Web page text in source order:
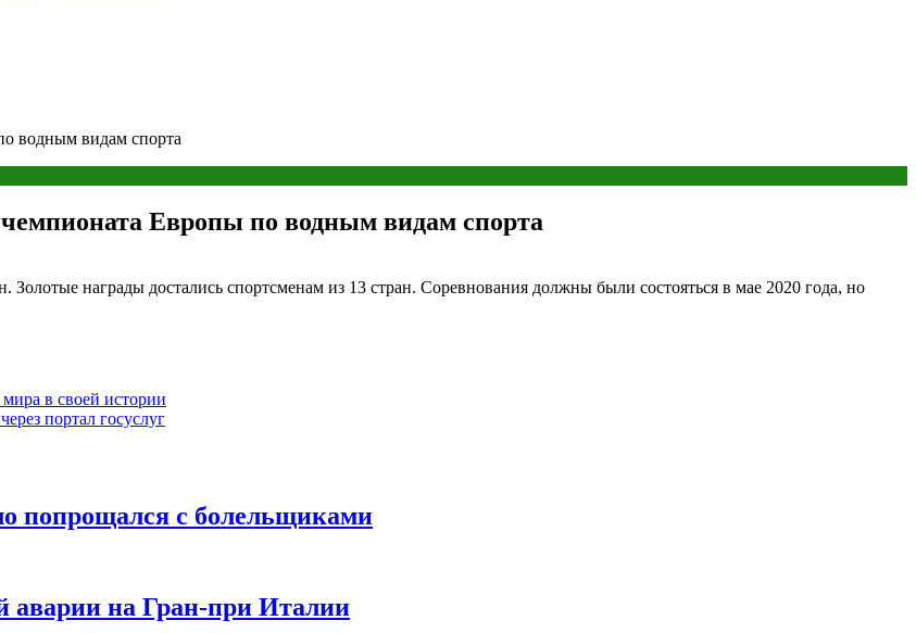
водным видам спорта
Европы по водным видам спорта
Золотые награды достались спортсменам из 13 стран. Соревнования должны были состояться в мае 2020 года, но
в своей истории
портал госуслуг
попрощался с болельщиками
аварии на Гран-при Италии